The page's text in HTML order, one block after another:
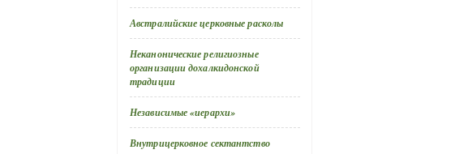
Австралийские церковные расколы
Неканонические религиозные
организации дохалкидонской
традиции
Независимые «иерархи»
Внутрицерковное сектантство